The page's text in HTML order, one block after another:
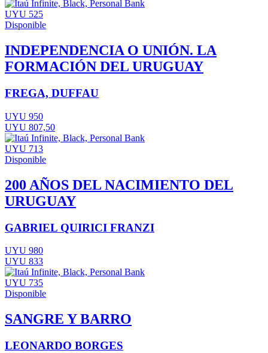
UYU 525
Disponible
INDEPENDENCIA O UNIÓN. LA
FORMACIÓN DEL URUGUAY
FREGA, DUFFAU
UYU 950
UYU 807,50
UYU 713
Disponible
200 AÑOS DEL NACIMIENTO DEL
URUGUAY
GABRIEL QUIRICI FRANZI
UYU 980
UYU 833
UYU 735
Disponible
SANGRE Y BARRO
LEONARDO BORGES